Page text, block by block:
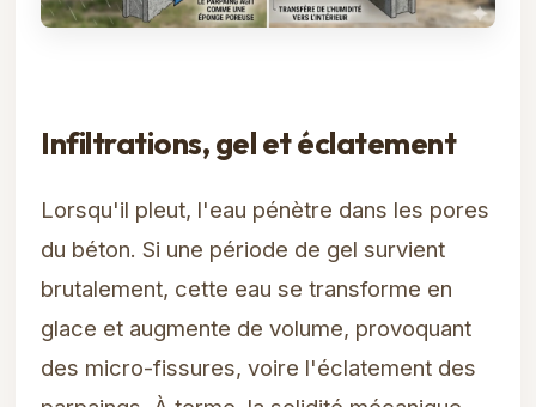
Infiltrations, gel et éclatement
Lorsqu'il pleut, l'eau pénètre dans les pores
du béton. Si une période de gel survient
brutalement, cette eau se transforme en
glace et augmente de volume, provoquant
des micro-fissures, voire l'éclatement des